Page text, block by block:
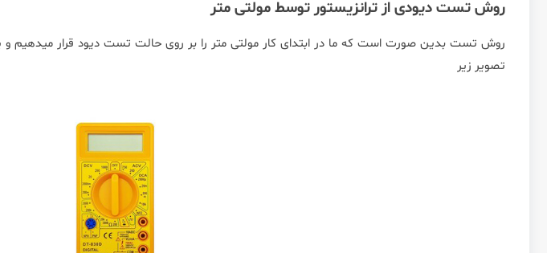
روش تست دیودی از ترانزیستور توسط مولتی متر
روش تست بدین صورت است که ما در ابتدای کار مولتی متر را بر روی حالت تست دیود قرار میدهیم و
تصویر زیر